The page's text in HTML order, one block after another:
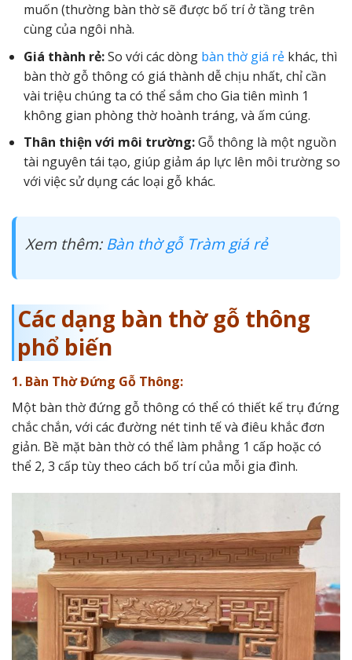
muốn (thường bàn thờ sẽ được bố trí ở tầng trên
cùng của ngôi nhà.
Giá thành rẻ:So với các dòng bàn thờ giá rẻ khác, thì
bàn thờ gỗ thông có giá thành dễ chịu nhất, chỉ cần
vài triệu chúng ta có thể sắm cho Gia tiên mình 1
không gian phòng thờ hoành tráng, và ấm cúng.
Thân thiện với môi trường:Gỗ thông là một nguồn
tài nguyên tái tạo, giúp giảm áp lực lên môi trường so
với việc sử dụng các loại gỗ khác.
Xem thêm: Bàn thờ gỗ Tràm giá rẻ
Các dạng bàn thờ gỗ thông
phổ biến
1. Bàn Thờ Đứng Gỗ Thông:
Một bàn thờ đứng gỗ thông có thể có thiết kế trụ đứng
chắc chắn, với các đường nét tinh tế và điêu khắc đơn
giản. Bề mặt bàn thờ có thể làm phẳng 1 cấp hoặc có
thể 2, 3 cấp tùy theo cách bố trí của mỗi gia đình.